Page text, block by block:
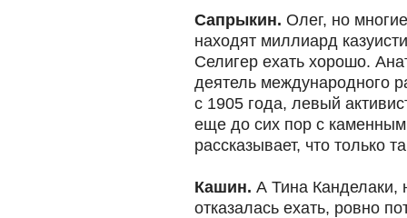
Сапрыкин. Олег, но
находят миллиард
Селигер ехать хорошо.
деятель международного
с 1905 года, левый
еще до сих пор с
рассказывает, что только
Кашин. А Тина Канделаки,
отказалась ехать, ровно